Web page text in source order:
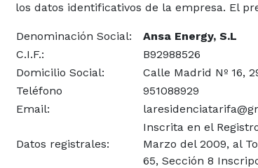
los datos identificativos de la empresa. El
Denominación Social:
Ansa Energy, S.L
C.I.F.:
B92988526
Domicilio Social:
Calle Madrid Nº 16,
Teléfono
951088929
Email:
Datos registrales:
Inscrita en el
Marzo del 2009, al
65, Sección 8